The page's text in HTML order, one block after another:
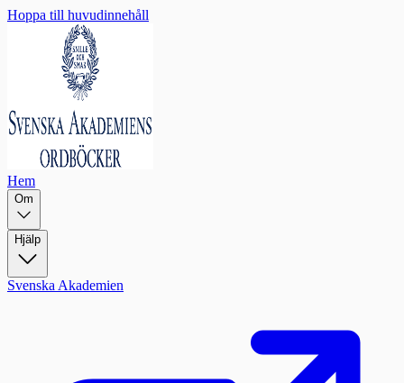
Hoppa till huvudinnehåll
Hem
Om
Hjälp
Svenska Akademien